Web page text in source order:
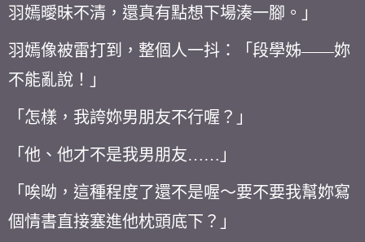
羽嫣曖昧不清，還真有點想下場湊一腳。」
羽嫣像被雷打到，整個人一抖：「段學姊——妳
不能亂說！」
「怎樣，我誇妳男朋友不行喔？」
「他、他才不是我男朋友……」
「唉呦，這種程度了還不是喔～要不要我幫妳寫
個情書直接塞進他枕頭底下？」